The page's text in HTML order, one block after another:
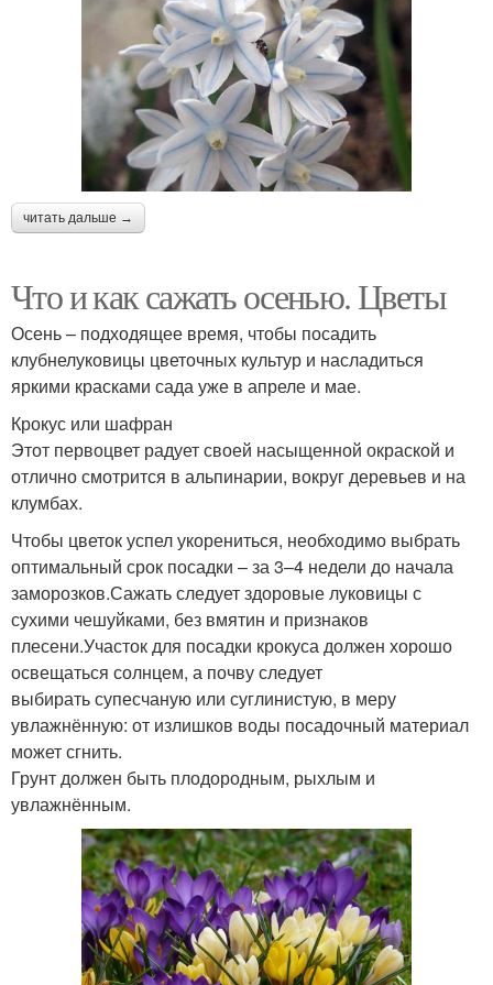
читать дальше →
Что и как сажать осенью. Цветы
Осень – подходящее время, чтобы посадить
клубнелуковицы цветочных культур и насладиться
яркими красками сада уже в апреле и мае.
Крокус или шафран
Этот первоцвет радует своей насыщенной окраской и
отлично смотрится в альпинарии, вокруг деревьев и на
клумбах.
Чтобы цветок успел укорениться, необходимо выбрать
оптимальный срок посадки – за 3–4 недели до начала
заморозков.Сажать следует здоровые луковицы с
сухими чешуйками, без вмятин и признаков
плесени.Участок для посадки крокуса должен хорошо
освещаться солнцем, а почву следует
выбирать супесчаную или суглинистую, в меру
увлажнённую: от излишков воды посадочный материал
может сгнить.
Грунт должен быть плодородным, рыхлым и
увлажнённым.